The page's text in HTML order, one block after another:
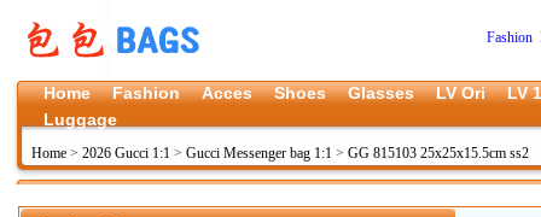
Fashion
Home Fashion Acces Shoes Glasses LV Ori
LV
Luggage
Home > 2026 Gucci 1:1 > Gucci Messenger bag 1:1 > GG 815103 25x25x15.5cm ss2